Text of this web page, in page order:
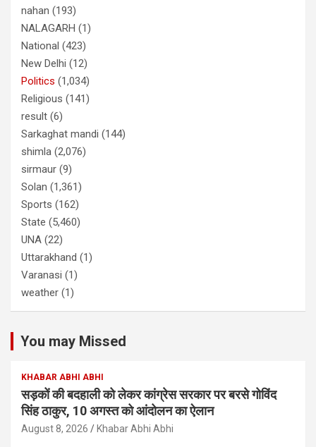
nahan (193)
NALAGARH (1)
National (423)
New Delhi (12)
Politics (1,034)
Religious (141)
result (6)
Sarkaghat mandi (144)
shimla (2,076)
sirmaur (9)
Solan (1,361)
Sports (162)
State (5,460)
UNA (22)
Uttarakhand (1)
Varanasi (1)
weather (1)
You may Missed
KHABAR ABHI ABHI
सड़कों की बदहाली को लेकर कांग्रेस सरकार पर बरसे गोविंद
सिंह ठाकुर, 10 अगस्त को आंदोलन का ऐलान
August 8, 2026 Khabar Abhi Abhi